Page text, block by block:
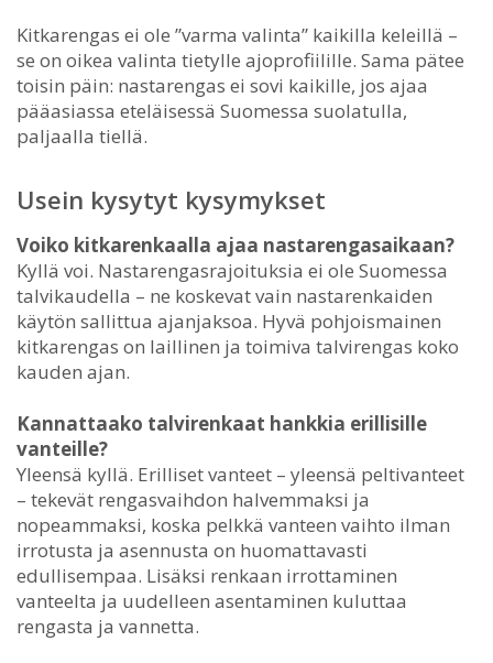
Kitkarengas ei ole ”varma valinta” kaikilla keleillä –
se on oikea valinta tietylle ajoprofiilille. Sama pätee
toisin päin: nastarengas ei sovi kaikille, jos ajaa
pääasiassa eteläisessä Suomessa suolatulla,
paljaalla tiellä.
Usein kysytyt kysymykset
Voiko kitkarenkaalla ajaa nastarengasaikaan?
Kyllä voi. Nastarengasrajoituksia ei ole Suomessa
talvikaudella – ne koskevat vain nastarenkaiden
käytön sallittua ajanjaksoa. Hyvä pohjoismainen
kitkarengas on laillinen ja toimiva talvirengas koko
kauden ajan.
Kannattaako talvirenkaat hankkia erillisille
vanteille?
Yleensä kyllä. Erilliset vanteet – yleensä peltivanteet
– tekevät rengasvaihdon halvemmaksi ja
nopeammaksi, koska pelkkä vanteen vaihto ilman
irrotusta ja asennusta on huomattavasti
edullisempaa. Lisäksi renkaan irrottaminen
vanteelta ja uudelleen asentaminen kuluttaa
rengasta ja vannetta.